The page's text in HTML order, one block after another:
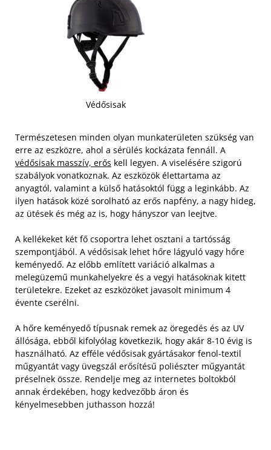
Védősisak
Természetesen minden olyan munkaterületen szükség van
erre az eszközre, ahol a sérülés kockázata fennáll. A
védősisak masszív, erős kell legyen. A viselésére szigorú
szabályok vonatkoznak. Az eszközök élettartama az
anyagtól, valamint a külső hatásoktól függ a leginkább. Az
ilyen hatások közé sorolható az erős napfény, a nagy hideg,
az ütések és még az is, hogy hányszor van leejtve.
A kellékeket két fő csoportra lehet osztani a tartósság
szempontjából. A védősisak lehet hőre lágyuló vagy hőre
keményedő. Az előbb említett variáció alkalmas a
melegüzemű munkahelyekre és a vegyi hatásoknak kitett
területekre. Ezeket az eszközöket javasolt minimum 4
évente cserélni.
A hőre keményedő típusnak remek az öregedés és az UV
állósága, ebből kifolyólag következik, hogy akár 8-10 évig is
használható. Az efféle védősisak gyártásakor fenol-textil
műgyantát vagy üvegszál erősítésű poliészter műgyantát
préselnek össze. Rendelje meg az internetes boltokból
annak érdekében, hogy kedvezőbb áron és
kényelmesebben juthasson hozzá!